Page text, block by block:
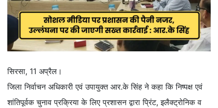
सिरसा, 11 अप्रैल।
जिला निर्वाचन अधिकारी एवं उपायुक्त आर.के सिंह ने कहा कि निष्पक्ष एवं
शांतिपूर्वक चुनाव प्रक्रिया के लिए प्रशासन द्वारा प्रिंट, इलैक्ट्रोनिक व